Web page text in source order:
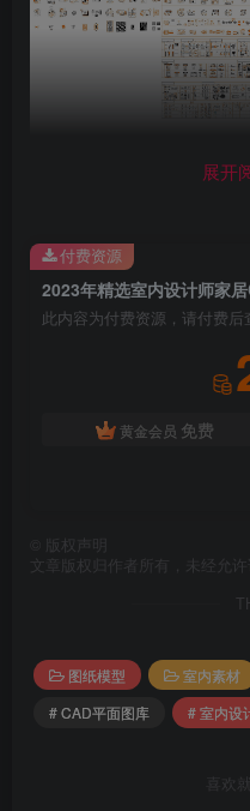
展开
2023年精选室内设计师家
此内容为付费资源，请付费后
黄金会员 免费
付费资源
版权声明
文章版权归作者所有，未经允许
图纸模型 室内素材
# CAD平面图库
# 室内设
喜欢